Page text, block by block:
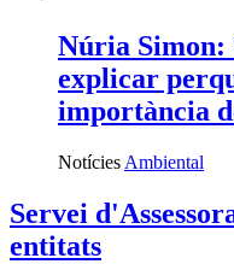
Núria Simon:
explicar
importància
Notícies Ambiental
Servei
entitats